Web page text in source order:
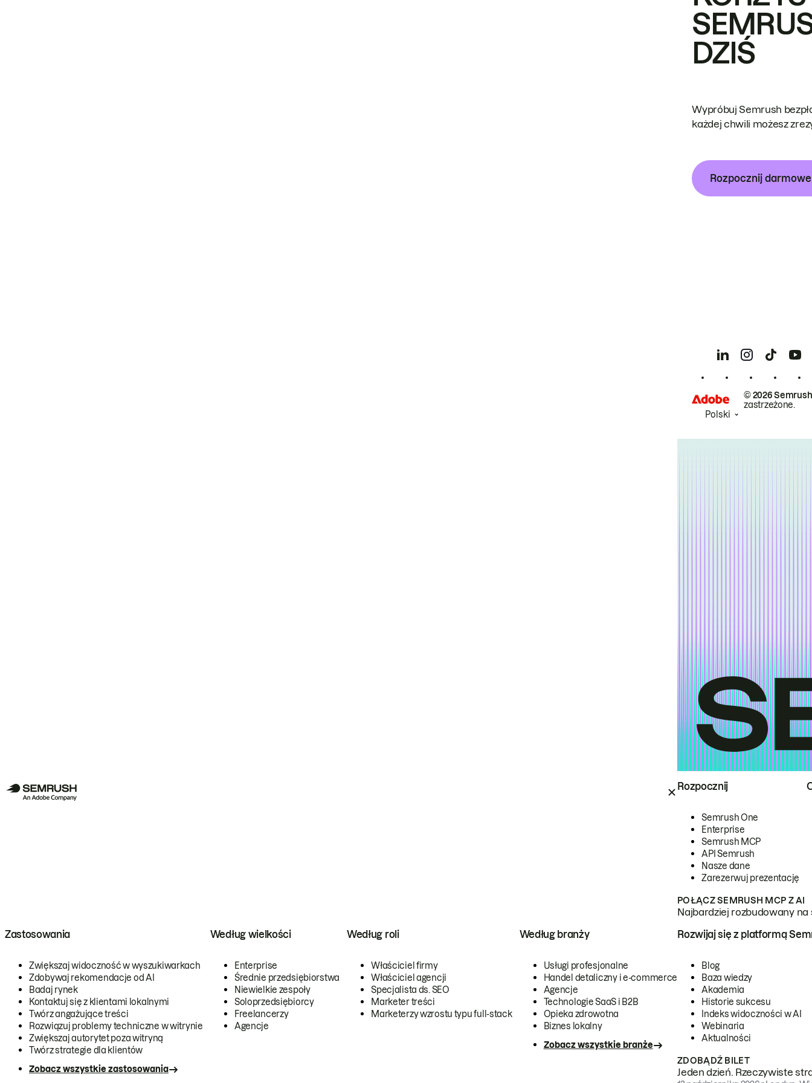
Rozpocznij
Semrush One
Enterprise
Semrush MCP
API Semrush
Nasze dane
Zarezerwuj prezentację
POŁĄCZ SEMRUSH MCP Z AI
Najbardziej rozbudowany
Zastosowania
Zwiększaj widoczność w wyszukiwarkach
Zdobywaj rekomendacje od AI
Badaj rynek
Kontaktuj się z klientami lokalnymi
Twórz angażujące treści
Rozwiązuj problemy techniczne w witrynie
Zwiększaj autorytet poza witryną
Twórz strategie dla klientów
Zobacz wszystkie zastosowania
Według wielkości
Enterprise
Średnie przedsiębiorstwa
Niewielkie zespoły
Soloprzedsiębiorcy
Freelancerzy
Agencje
Według roli
Właściciel firmy
Właściciel agencji
Specjalista ds. SEO
Marketer treści
Marketerzy wzrostu typu full-stack
Według branży
Usługi profesjonalne
Handel detaliczny i e-commerce
Agencje
Technologie SaaS i B2B
Opieka zdrowotna
Biznes lokalny
Zobacz wszystkie branże
Rozwijaj się z platformą
Blog
Baza wiedzy
Akademia
Historie sukcesu
Indeks widoczności w AI
Webinaria
Aktualności
ZDOBĄDŹ BILET
Jeden dzień. Rzeczywiste
DZIŚ
Wypróbuj Semrush
każdej chwili możesz
Rozpocznij
© 2026
zastrzeżone.
Polski